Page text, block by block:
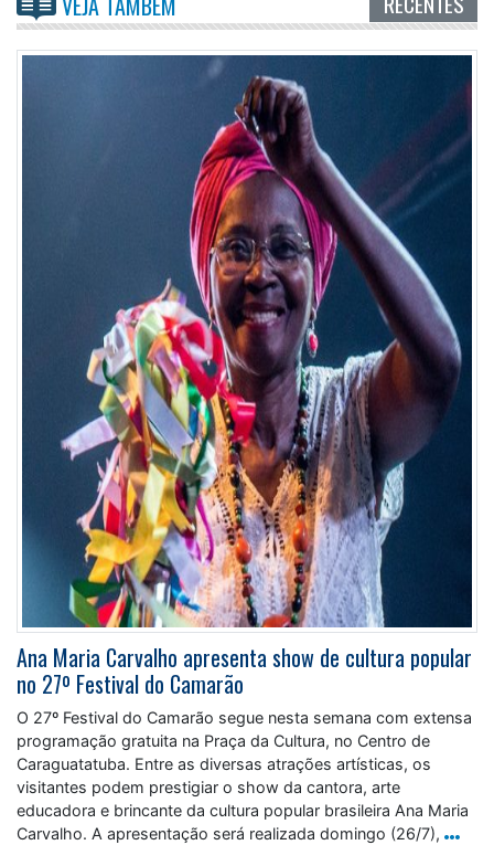
Ana Maria Carvalho apresenta show de cultura popular
no 27º Festival do Camarão
O 27º Festival do Camarão segue nesta semana com extensa
programação gratuita na Praça da Cultura, no Centro de
Caraguatatuba. Entre as diversas atrações artísticas, os
visitantes podem prestigiar o show da cantora, arte
educadora e brincante da cultura popular brasileira Ana Maria
Carvalho. A apresentação será realizada domingo (26/7),